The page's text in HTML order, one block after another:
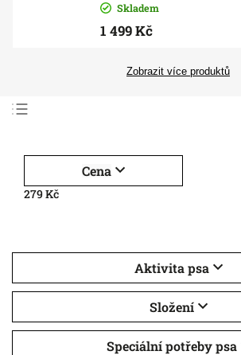
Skladem
1 499 Kč
Zobrazit více produktů
Nejdražší
Nejprodávanější
Cena
279Kč
Aktivita psa
Složení
Speciální potřeby psa